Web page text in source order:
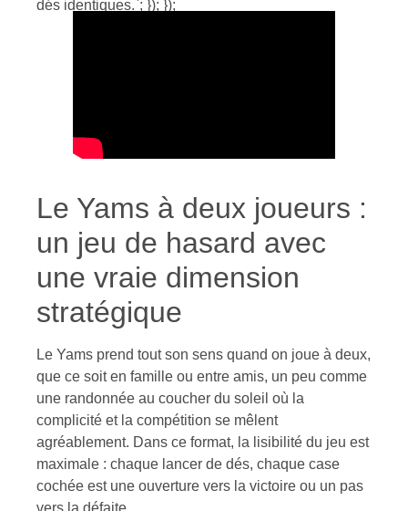
dés identiques.`; }); });
Le Yams à deux joueurs :
un jeu de hasard avec
une vraie dimension
stratégique
Le Yams prend tout son sens quand on joue à deux,
que ce soit en famille ou entre amis, un peu comme
une randonnée au coucher du soleil où la
complicité et la compétition se mêlent
agréablement. Dans ce format, la lisibilité du jeu est
maximale : chaque lancer de dés, chaque case
cochée est une ouverture vers la victoire ou un pas
vers la défaite.